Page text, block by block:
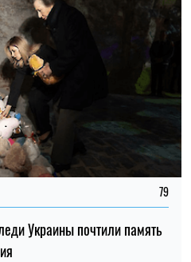
79
Украины почтили память